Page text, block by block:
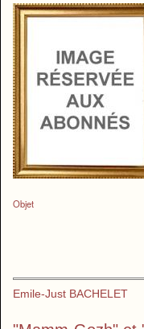
Objet
Emile-Just BACHELET